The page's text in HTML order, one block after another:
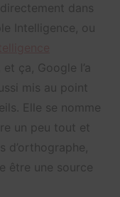
dans
Intelligence, ou
ça, Google l’a
mis au point
Elle se nomme
un peu tout et
d’orthographe,
être une source